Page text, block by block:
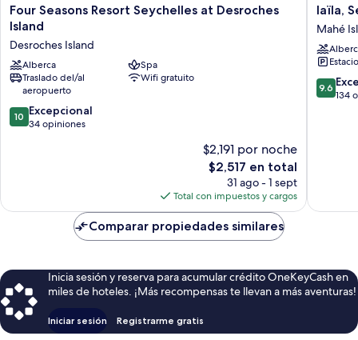
Four
Seasons
Seychelles
at
Desroches
Island
Desroches
Island
Four Seasons Resort Seychelles at Desroches
Island
Desroches Island
Alberca
Spa
Traslado del/al
aeropuerto
Wifi gratuito
10.0
de
10 Excepcional
34 opiniones
$2,191 por noche
El
precio
actual
es
de
$2,517
$2,517 en total
31 ago - 1 sept
Total con impuestos y cargos
laïla,
A
Tribute
Portfolio
Mahé
Island
laïla,
Mahé
9.6
de
9.6
134
Comparar propiedades similares
Inicia sesión y reserva para acumular crédito OneKeyCash en
miles de hoteles. ¡Más recompensas te llevan a más aventuras!
Iniciar sesión Registrarme gratis